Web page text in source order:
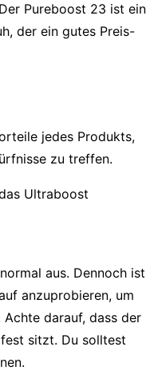
Pureboost 23 ist ein
der ein gutes Preis-
jedes Produkts,
zu treffen.
Ultraboost
normal aus. Dennoch ist
anzuprobieren, um
darauf, dass der
sitzt. Du solltest